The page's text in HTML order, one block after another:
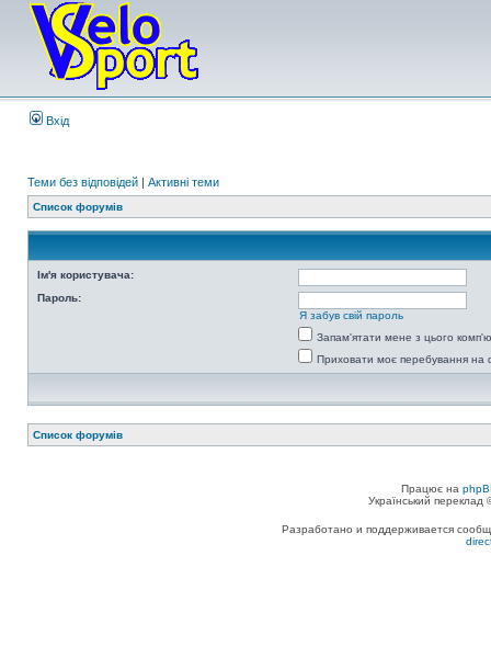
Вхід
Теми без відповідей | Активні теми
Список форумів
Ім'я користувача:
Пароль:
Я забув свій пароль
Запам'ятати мене з цього
Приховати моє перебування на
Список форумів
Працює на
Український
Разработано и поддерживается